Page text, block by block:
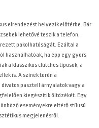
elrendezést helyezik előtérbe. Bár
lehetővé teszik a telefon,
pakolhatóságát. Ezáltal a
használhatóak, ha épp egy gyors
a klasszikus clutches típusok, a
is. A színek terén a
pasztell árnyalatok vagy a
kiegészítik öltözékét. Egy
eseményekre eltérő stílusú
megjelenésről.